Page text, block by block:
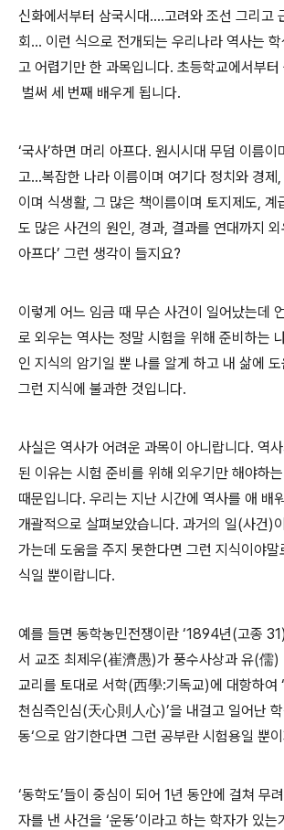
신화에서부터 삼국시대....고려와 조선 그리고
회... 이런 식으로 전개되는 우리나라 역사는
고 어렵기만 한 과목입니다. 초등학교에서부
벌써 세 번째 배우게 됩니다.
‘국사’하면 머리 아프다. 원시시대 무덤 이름이
고...복잡한 나라 이름이며 여기다 정치와 경제
이며 식생활, 그 많은 책이름이며 토지제도, 계
도 많은 사건의 원인, 경과, 결과를 연대까지 외
아프다’ 그런 생각이 들지요?
이렇게 어느 임금 때 무슨 사건이 일어났는데
로 외우는 역사는 정말 시험을 위해 준비하는
인 지식의 암기일 뿐 나를 알게 하고 내 삶에
그런 지식에 불과한 것입니다.
사실은 역사가 어려운 과목이 아니랍니다. 역
된 이유는 시험 준비를 위해 외우기만 해야하
때문입니다. 우리는 지난 시간에 역사를 애 배
개괄적으로 살펴보았습니다. 과거의 일(사건)
가는데 도움을 주지 못한다면 그런 지식이야말
식일 뿐이랍니다.
예를 들면 동학농민전쟁이란 ‘1894년(고종
서 교조 최제우(崔濟愚)가 풍수사상과 유(儒)
교리를 토대로 서학(西學:기독교)에 대항하여
천심즉인심(天心則人心)’을 내걸고 일어난
동‘으로 암기한다면 그런 공부란 시험용일 뿐
‘동학도’들이 중심이 되어 1년 동안에 걸쳐
자를 낸 사건을 ‘운동’이라고 하는 학자가 있는